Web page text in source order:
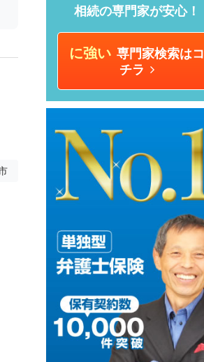
相続の専門家が安心！
に強い 専門家検索はコ
チラ